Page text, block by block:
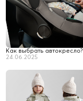
Как выбрать автокресло?
24.06.2025